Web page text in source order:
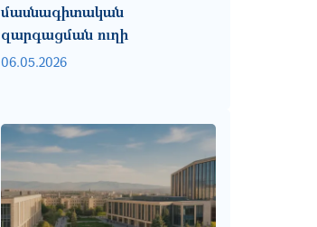
մասնագիտական
զարգացման ուղի
06.05.2026